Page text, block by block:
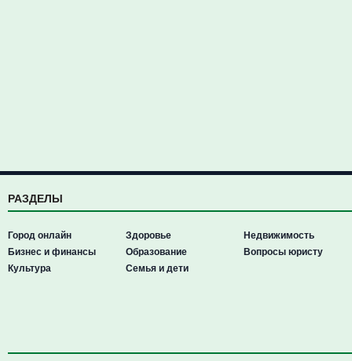
РАЗДЕЛЫ
Город онлайн
Бизнес и финансы
Культура
Здоровье
Образование
Семья и дети
Недвижимость
Вопросы юристу